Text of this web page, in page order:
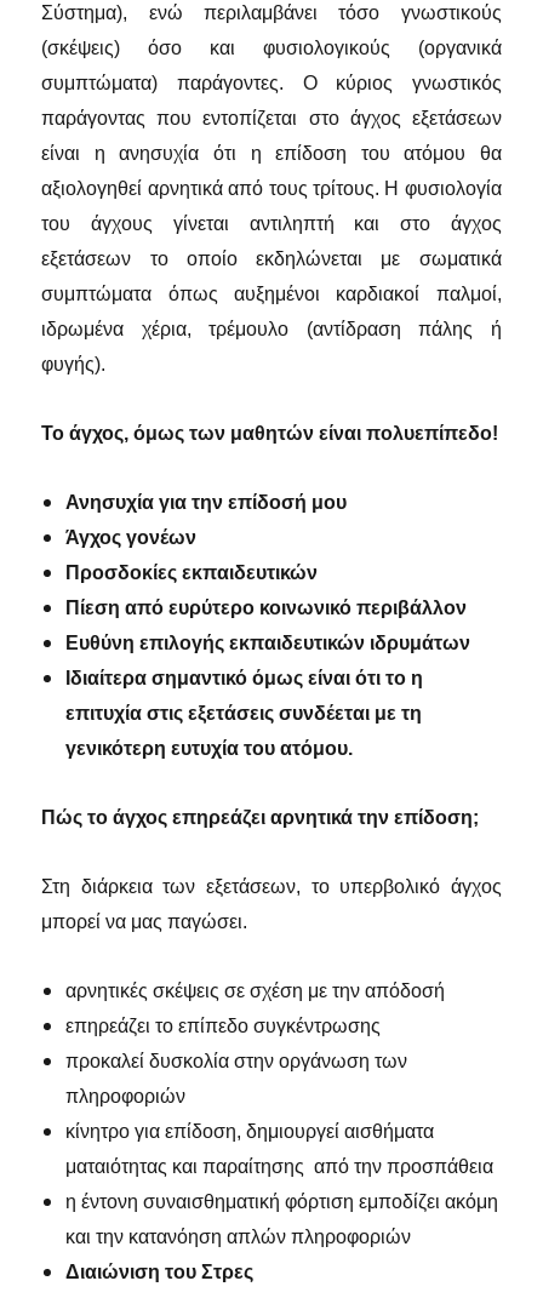
Σύστημα), ενώ περιλαμβάνει τόσο γνωστικούς
(σκέψεις) όσο και φυσιολογικούς (οργανικά
συμπτώματα) παράγοντες. Ο κύριος γνωστικός
παράγοντας που εντοπίζεται στο άγχος εξετάσεων
είναι η ανησυχία ότι η επίδοση του ατόμου θα
αξιολογηθεί αρνητικά από τους τρίτους. Η φυσιολογία
του άγχους γίνεται αντιληπτή και στο άγχος
εξετάσεων το οποίο εκδηλώνεται με σωματικά
συμπτώματα όπως αυξημένοι καρδιακοί παλμοί,
ιδρωμένα χέρια, τρέμουλο (αντίδραση πάλης ή
φυγής).
Το άγχος, όμως των μαθητών είναι πολυεπίπεδο!
Ανησυχία για την επίδοσή μου
Άγχος γονέων
Προσδοκίες εκπαιδευτικών
Πίεση από ευρύτερο κοινωνικό περιβάλλον
Ευθύνη επιλογής εκπαιδευτικών ιδρυμάτων
Ιδιαίτερα σημαντικό όμως είναι ότι το η
επιτυχία στις εξετάσεις συνδέεται με τη
γενικότερη ευτυχία του ατόμου.
Πώς το άγχος επηρεάζει αρνητικά την επίδοση;
Στη διάρκεια των εξετάσεων, το υπερβολικό άγχος
μπορεί να μας παγώσει.
αρνητικές σκέψεις σε σχέση με την απόδοσή
επηρεάζει το επίπεδο συγκέντρωσης
προκαλεί δυσκολία στην οργάνωση των
πληροφοριών
κίνητρο για επίδοση, δημιουργεί αισθήματα
ματαιότητας και παραίτησης από την προσπάθεια
η έντονη συναισθηματική φόρτιση εμποδίζει ακόμη
και την κατανόηση απλών πληροφοριών
Διαιώνιση του Στρες